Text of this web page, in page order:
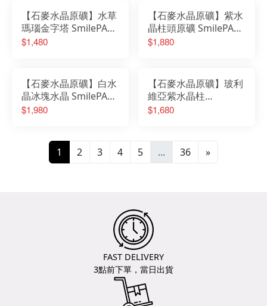
【石麥水晶原礦】水草
瑪瑙金字塔 SmilePAD
6X9cm 1000首選
$1,480
【石麥水晶原礦】紫水
晶柱頭原礦 SmilePAD
9X9cm 1000首選
$1,880
【石麥水晶原礦】白水
晶冰塊水晶 SmilePAD
6X9cm 1000首選
$1,980
【石麥水晶原礦】玻利
維亞紫水晶柱
SmilePAD 6X9cm
$1,680
1 2 3 4 5 ... 36 »
FAST DELIVERY
3點前下單，當日出貨